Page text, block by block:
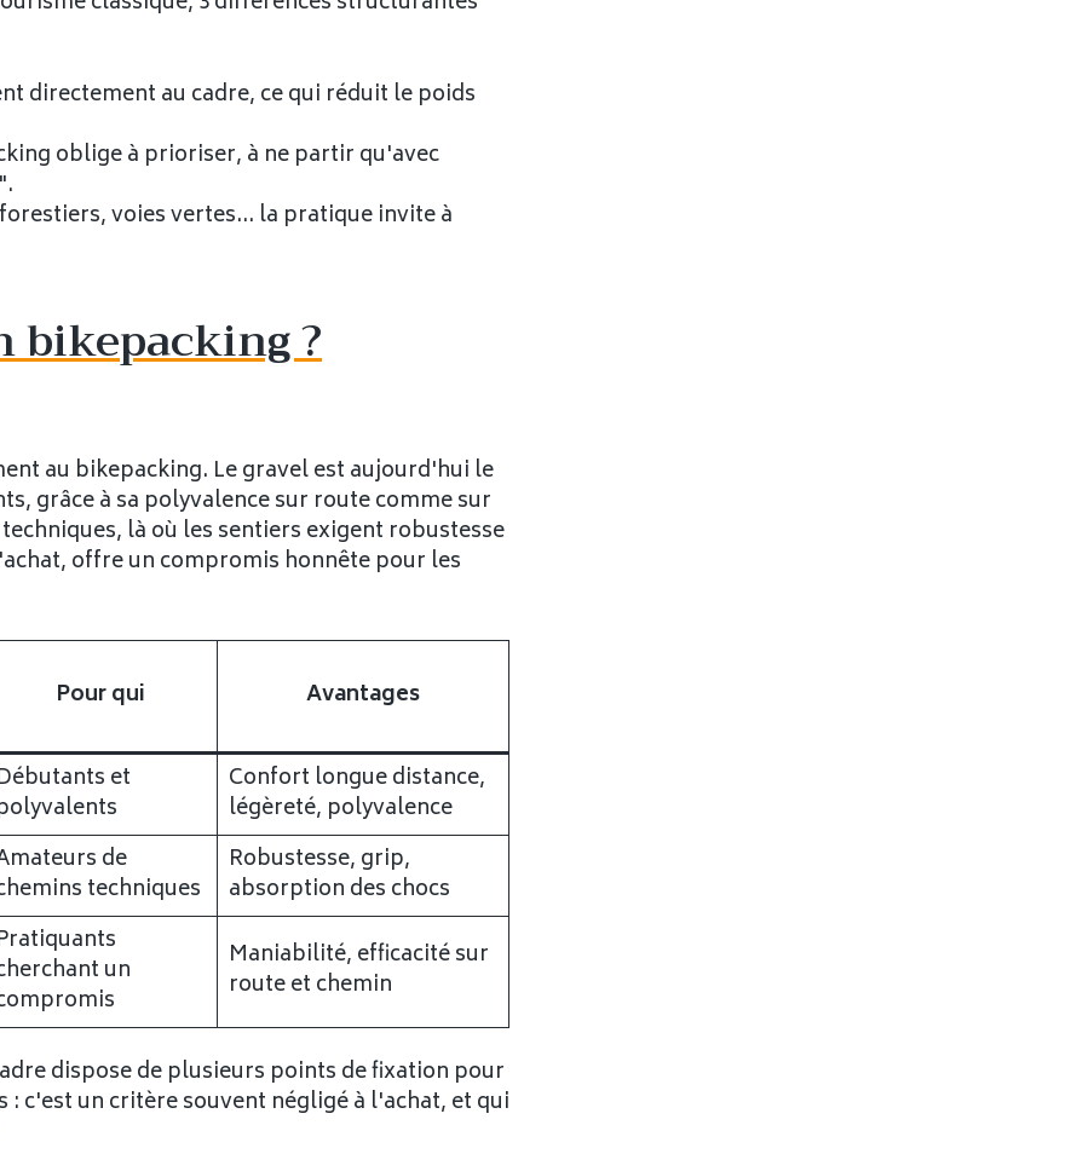
directement au cadre, ce qui réduit le poids
oblige à prioriser, à ne partir qu'avec
voies vertes… la pratique invite à
bikepacking ?
au bikepacking. Le gravel est aujourd'hui le
grâce à sa polyvalence sur route comme sur
là où les sentiers exigent robustesse
offre un compromis honnête pour les
Pour qui Avantages
et
Confort longue distance,
légèreté, polyvalence
de
techniques
Robustesse, grip,
absorption des chocs
un
Maniabilité, efficacité sur
route et chemin
dispose de plusieurs points de fixation pour
c'est un critère souvent négligé à l'achat, et qui